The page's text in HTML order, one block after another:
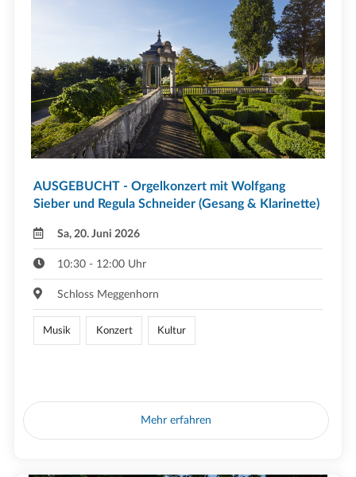
AUSGEBUCHT - Orgelkonzert mit Wolfgang
Sieber und Regula Schneider (Gesang & Klarinette)
Sa, 20. Juni 2026
10:30 - 12:00 Uhr
Schloss Meggenhorn
Musik Konzert Kultur
Mehr erfahren